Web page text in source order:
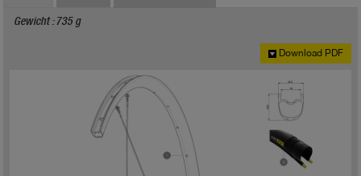
Gewicht : 735 g
Download PDF